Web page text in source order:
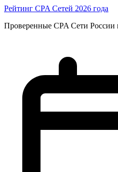
Рейтинг CPA Сетей 2026 года
Проверенные CPA Сети России